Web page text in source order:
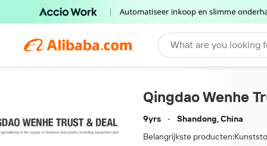
What are you looking
Qingdao Wenhe
9yrs
Shandong, China
Belangrijkste producten: